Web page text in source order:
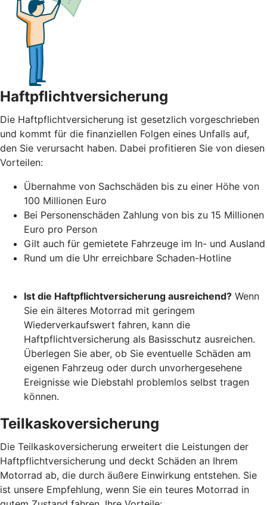
Haftpflichtversicherung
Die Haftpflichtversicherung ist gesetzlich vorgeschrieben
und kommt für die finanziellen Folgen eines Unfalls auf,
den Sie verursacht haben. Dabei profitieren Sie von diesen
Vorteilen:
Übernahme von Sachschäden bis zu einer Höhe von
100 Millionen Euro
Bei Personenschäden Zahlung von bis zu 15 Millionen
Euro pro Person
Gilt auch für gemietete Fahrzeuge im In- und Ausland
Rund um die Uhr erreichbare Schaden-Hotline
Ist die Haftpflichtversicherung ausreichend? Wenn
Sie ein älteres Motorrad mit geringem
Wiederverkaufswert fahren, kann die
Haftpflichtversicherung als Basisschutz ausreichen.
Überlegen Sie aber, ob Sie eventuelle Schäden am
eigenen Fahrzeug oder durch unvorhergesehene
Ereignisse wie Diebstahl problemlos selbst tragen
können.
Teilkaskoversicherung
Die Teilkaskoversicherung erweitert die Leistungen der
Haftpflichtversicherung und deckt Schäden an Ihrem
Motorrad ab, die durch äußere Einwirkung entstehen. Sie
ist unsere Empfehlung, wenn Sie ein teures Motorrad in